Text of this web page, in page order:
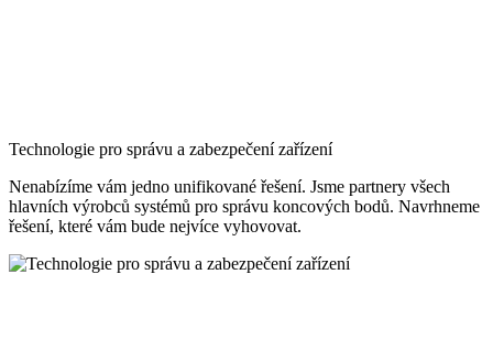
Technologie pro správu a zabezpečení zařízení
Nenabízíme vám jedno unifikované řešení. Jsme partnery všech
hlavních výrobců systémů pro správu koncových bodů. Navrhneme
řešení, které vám bude nejvíce vyhovovat.